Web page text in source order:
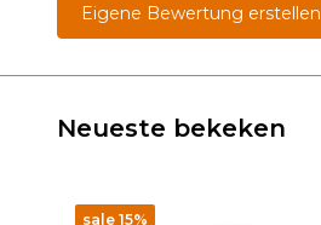
Eigene Bewertung erstellen
Neueste bekeken
sale 15%